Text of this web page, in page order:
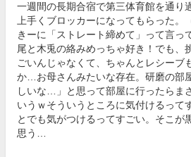
一週間の長期合宿で第三体育館を通り
上手くブロッカーになってもらった。
きーに「ストレート締めて」って言っ
尾と木兎の絡みめっちゃ好き！でも、
ごいんじゃなくて、ちゃんとレシーブ
か…お母さんみたいな存在。研磨の部
しいな…」と思って部屋に行ったらま
いうｗそういうところに気付けるって
とでも気がつけるってすごい。そこが
思う…